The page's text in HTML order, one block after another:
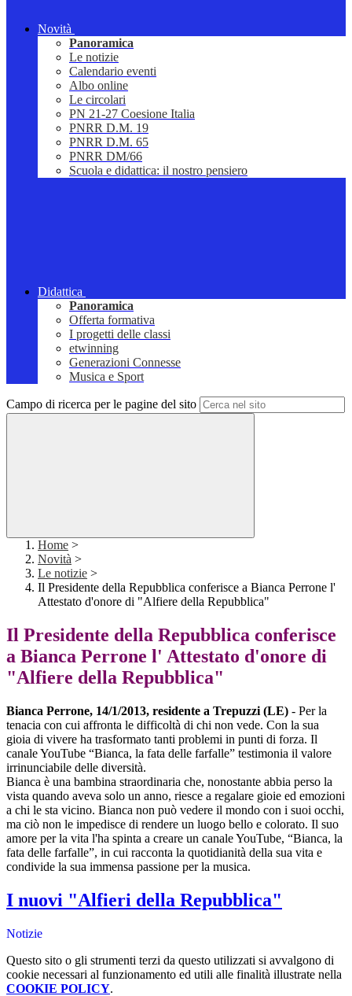
Novità
Panoramica
Le notizie
Calendario eventi
Albo online
Le circolari
PN 21-27 Coesione Italia
PNRR D.M. 19
PNRR D.M. 65
PNRR DM/66
Scuola e didattica: il nostro pensiero
Didattica
Panoramica
Offerta formativa
I progetti delle classi
etwinning
Generazioni Connesse
Musica e Sport
Campo di ricerca per le pagine del sito
Home >
Novità >
Le notizie >
Il Presidente della Repubblica conferisce a Bianca Perrone l'
Attestato d'onore di "Alfiere della Repubblica"
Il Presidente della Repubblica conferisce
a Bianca Perrone l' Attestato d'onore di
"Alfiere della Repubblica"
Bianca Perrone, 14/1/2013, residente a Trepuzzi (LE) - Per la
tenacia con cui affronta le difficoltà di chi non vede. Con la sua
gioia di vivere ha trasformato tanti problemi in punti di forza. Il
canale YouTube “Bianca, la fata delle farfalle” testimonia il valore
irrinunciabile delle diversità.
Bianca è una bambina straordinaria che, nonostante abbia perso la
vista quando aveva solo un anno, riesce a regalare gioie ed emozioni
a chi le sta vicino. Bianca non può vedere il mondo con i suoi occhi,
ma ciò non le impedisce di rendere un luogo bello e colorato. Il suo
amore per la vita l'ha spinta a creare un canale YouTube, “Bianca, la
fata delle farfalle”, in cui racconta la quotidianità della sua vita e
condivide la sua immensa passione per la musica.
I nuovi "Alfieri della Repubblica"
Notizie
Questo sito o gli strumenti terzi da questo utilizzati si avvalgono di
cookie necessari al funzionamento ed utili alle finalità illustrate nella
COOKIE POLICY.